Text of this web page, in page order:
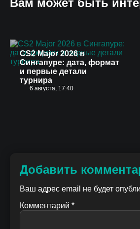
Вам может быть
CS2 Major 2026 в
Сингапуре: дата, формат
и первые детали
турнира
6 августа, 17:40
Добавить
Ваш адрес email не будет
Комментарий *